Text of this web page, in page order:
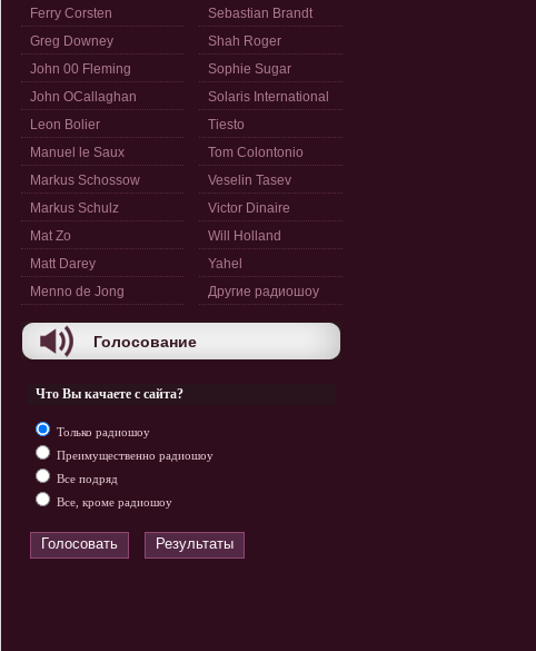
Ferry Corsten
Greg Downey
John 00 Fleming
John OCallaghan
Leon Bolier
Manuel le Saux
Markus Schossow
Markus Schulz
Mat Zo
Matt Darey
Menno de Jong
Sebastian Brandt
Shah Roger
Sophie Sugar
Solaris International
Tiesto
Tom Colontonio
Veselin Tasev
Victor Dinaire
Will Holland
Yahel
Другие радиошоу
Голосование
Что Вы качаете с сайта?
Только радиошоу
Преимущественно радиошоу
Все подряд
Все, кроме радиошоу
Голосовать Результаты